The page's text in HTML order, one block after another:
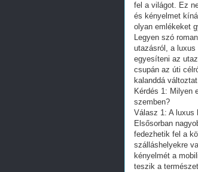
fel a világot. Ez
és kényelmet
olyan emlékeket
Legyen szó
utazásról, a
egyesíteni az
csupán az úti
kalanddá
Kérdés 1: Milyen
szemben?
Válasz 1: A luxus
Elsősorban
fedezhetik fel a
szálláshelyekre
kényelmét a
teszik a